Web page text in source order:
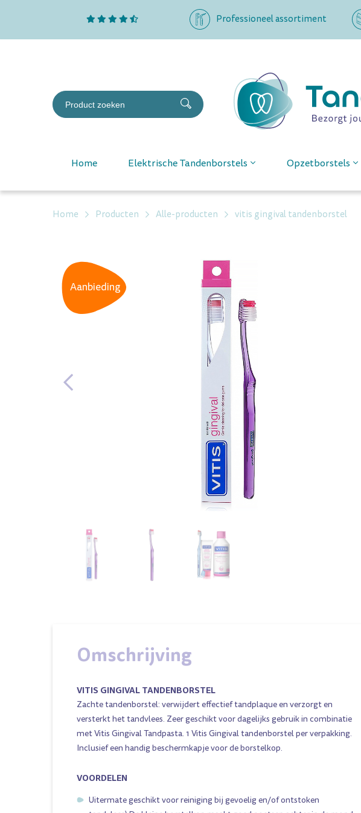
Professioneel assortiment
Home Elektrische Tandenborstels Opzetborstels
Home Producten Alle-producten vitis gingival tandenborstel
Aanbieding
Omschrijving
VITIS GINGIVAL TANDENBORSTEL
Zachte tandenborstel: verwijdert effectief tandplaque en verzorgt en
versterkt het tandvlees. Zeer geschikt voor dagelijks gebruik in combinatie
met Vitis Gingival Tandpasta. 1 Vitis Gingival tandenborstel per verpakking.
Inclusief een handig beschermkapje voor de borstelkop.
VOORDELEN
Uitermate geschikt voor reiniging bij gevoelig en/of ontstoken